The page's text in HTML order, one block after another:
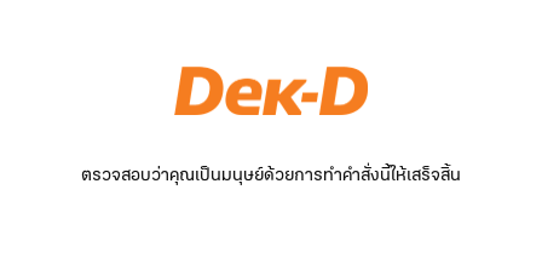
ตรวจสอบว่าคุณเป็นมนุษย์ด้วยการทำคำสั่งนี้ให้เสร็จสิ้น